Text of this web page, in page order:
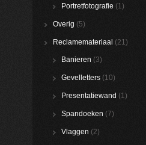
Portretfotografie (1)
Overig (5)
Reclamemateriaal (21)
Banieren (3)
Gevelletters (10)
Presentatiewand (1)
Spandoeken (7)
Vlaggen (2)